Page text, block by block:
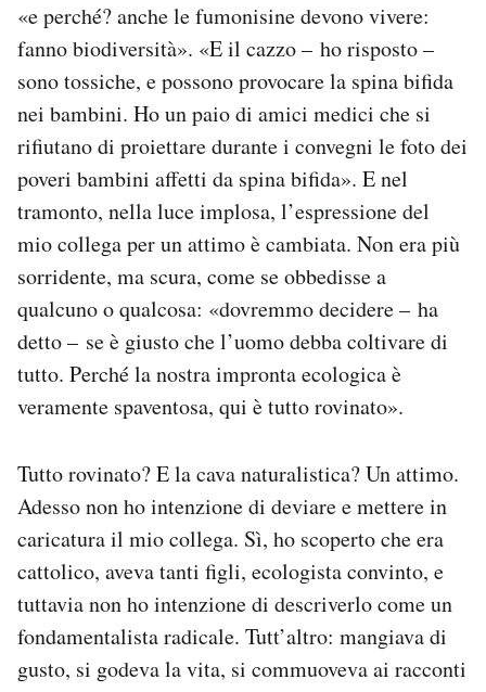
«e perché? anche le fumonisine devono vivere:
fanno biodiversità». «E il cazzo – ho risposto –
sono tossiche, e possono provocare la spina bifida
nei bambini. Ho un paio di amici medici che si
rifiutano di proiettare durante i convegni le foto dei
poveri bambini affetti da spina bifida». E nel
tramonto, nella luce implosa, l’espressione del
mio collega per un attimo è cambiata. Non era più
sorridente, ma scura, come se obbedisse a
qualcuno o qualcosa: «dovremmo decidere – ha
detto – se è giusto che l’uomo debba coltivare di
tutto. Perché la nostra impronta ecologica è
veramente spaventosa, qui è tutto rovinato».
Tutto rovinato? E la cava naturalistica? Un attimo.
Adesso non ho intenzione di deviare e mettere in
caricatura il mio collega. Sì, ho scoperto che era
cattolico, aveva tanti figli, ecologista convinto, e
tuttavia non ho intenzione di descriverlo come un
fondamentalista radicale. Tutt’altro: mangiava di
gusto, si godeva la vita, si commuoveva ai racconti